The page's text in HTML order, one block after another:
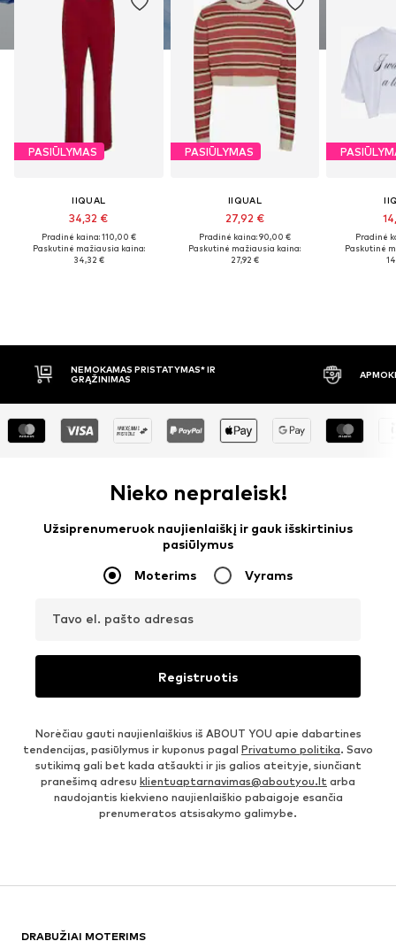
PASIŪLYMAS
IIQUAL
34,32 €
Pradinė kaina: 110,00 €
Paskutinė mažiausia kaina:
34,32 €
PASIŪLYMAS
IIQUAL
27,92 €
Pradinė kaina: 90,00 €
Paskutinė mažiausia kaina:
27,92 €
Pradinė
Paskutinė
APMOKĖJIMAS PRISTAČIUS 30
Nieko nepraleisk!
Užsiprenumeruok naujienlaiškį ir gauk išskirtinius
pasiūlymus
Moterims Vyrams
Tavo el. pašto adresas
Registruotis
Norėčiau gauti naujienlaiškius iš ABOUT YOU apie dabartines
tendencijas, pasiūlymus ir kuponus pagal Privatumo politika. Savo
sutikimą gali bet kada atšaukti ir jis galios ateityje, siunčiant
pranešimą adresu klientuaptarnavimas@aboutyou.lt arba
naudojantis kiekvieno naujienlaiškio pabaigoje esančia
prenumeratos atsisakymo galimybe.
DRABUŽIAI MOTERIMS